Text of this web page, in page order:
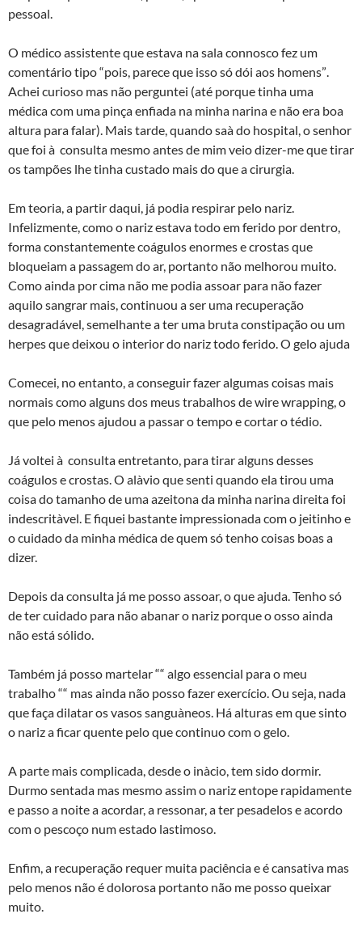
pessoal.
O médico assistente que estava na sala connosco fez um
comentário tipo “pois, parece que isso só dói aos homens”.
Achei curioso mas não perguntei (até porque tinha uma
médica com uma pinça enfiada na minha narina e não era boa
altura para falar). Mais tarde, quando saà­ do hospital, o senhor
que foi à consulta mesmo antes de mim veio dizer-me que tirar
os tampões lhe tinha custado mais do que a cirurgia.
Em teoria, a partir daqui, já podia respirar pelo nariz.
Infelizmente, como o nariz estava todo em ferido por dentro,
forma constantemente coágulos enormes e crostas que
bloqueiam a passagem do ar, portanto não melhorou muito.
Como ainda por cima não me podia assoar para não fazer
aquilo sangrar mais, continuou a ser uma recuperação
desagradável, semelhante a ter uma bruta constipação ou um
herpes que deixou o interior do nariz todo ferido. O gelo ajuda
Comecei, no entanto, a conseguir fazer algumas coisas mais
normais como alguns dos meus trabalhos de wire wrapping, o
que pelo menos ajudou a passar o tempo e cortar o tédio.
Já voltei à consulta entretanto, para tirar alguns desses
coágulos e crostas. O alà­vio que senti quando ela tirou uma
coisa do tamanho de uma azeitona da minha narina direita foi
indescrità­vel. E fiquei bastante impressionada com o jeitinho e
o cuidado da minha médica de quem só tenho coisas boas a
dizer.
Depois da consulta já me posso assoar, o que ajuda. Tenho só
de ter cuidado para não abanar o nariz porque o osso ainda
não está sólido.
Também já posso martelar ““ algo essencial para o meu
trabalho ““ mas ainda não posso fazer exercí­cio. Ou seja, nada
que faça dilatar os vasos sanguà­neos. Há alturas em que sinto
o nariz a ficar quente pelo que continuo com o gelo.
A parte mais complicada, desde o inà­cio, tem sido dormir.
Durmo sentada mas mesmo assim o nariz entope rapidamente
e passo a noite a acordar, a ressonar, a ter pesadelos e acordo
com o pescoço num estado lastimoso.
Enfim, a recuperação requer muita paciência e é cansativa mas
pelo menos não é dolorosa portanto não me posso queixar
muito.